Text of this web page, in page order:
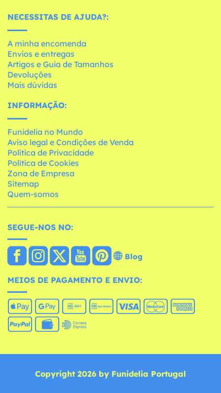
NECESSITAS DE AJUDA?:
A minha encomenda
Envios e entregas
Artigos e Guia de Tamanhos
Devoluções
Mais dúvidas
INFORMAÇÃO:
Funidelia no Mundo
Aviso legal e Condições de Venda
Política de Privacidade
Política de Cookies
Zona de Empresa
Sitemap
Quem-somos
SEGUE-NOS NO:
Blog
MEIOS DE PAGAMENTO E ENVIO:
Copyright 2026 by Funidelia Portugal